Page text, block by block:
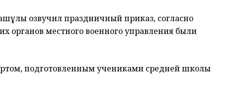
озвучил праздничный приказ, согласно
органов местного военного управления были
подготовленным учениками средней школы